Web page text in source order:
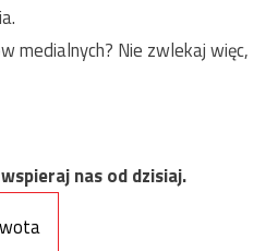
medialnych? Nie zwlekaj więc,
nas od dzisiaj.